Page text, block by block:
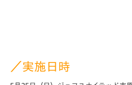
／実施日時